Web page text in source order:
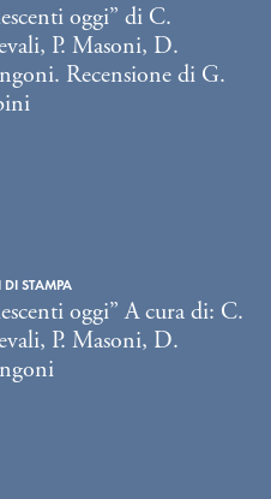
oggi” di C.
P. Masoni, D.
Recensione di G.
DI STAMPA
oggi” A cura di: C.
P. Masoni, D.